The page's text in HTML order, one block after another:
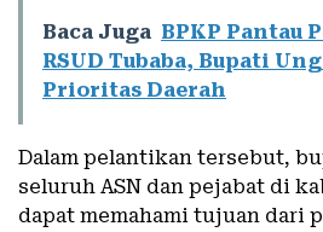
Baca Juga BPKP Pantau
RSUD Tubaba, Bupati
Prioritas Daerah
Dalam pelantikan tersebut,
seluruh ASN dan pejabat di
dapat memahami tujuan dari